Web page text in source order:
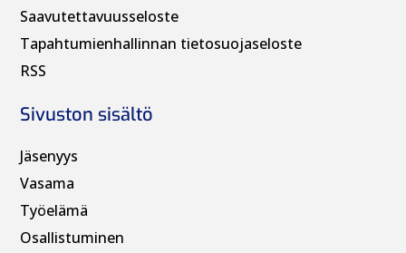
Saavutettavuusseloste
Tapahtumienhallinnan tietosuojaseloste
RSS
Sivuston sisältö
Jäsenyys
Vasama
Työelämä
Osallistuminen